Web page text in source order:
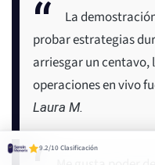
La
probar estrategias
arriesgar un centavo,
operaciones en vivo
Laura M.
9.2/10 Clasificación